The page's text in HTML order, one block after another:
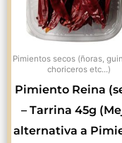
Pimientos secos (ñoras,
choriceros etc...)
Pimiento Reina
– Tarrina 45g
alternativa a